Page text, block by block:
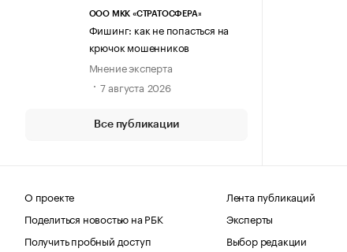
ООО МКК «СТРАТОСФЕРА»
Фишинг: как не попасться на
крючок мошенников
Мнение эксперта
7 августа 2026
Все публикации
О проекте
Поделиться новостью на РБК
Получить пробный доступ
Лента публикаций
Эксперты
Выбор редакции